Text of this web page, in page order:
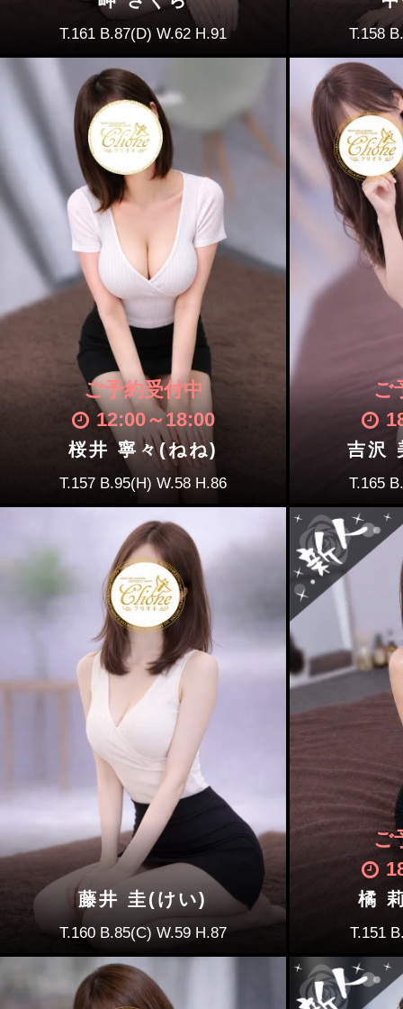
T.161 B.87(D) W.62 H.91 T.158
ご予約受付中
12:00～18:00
桜井 寧々(ねね)
T.157 B.95(H) W.58 H.86
ご
吉沢
T.165
藤井 圭(けい)
T.160 B.85(C) W.59 H.87
ご
橘
T.151